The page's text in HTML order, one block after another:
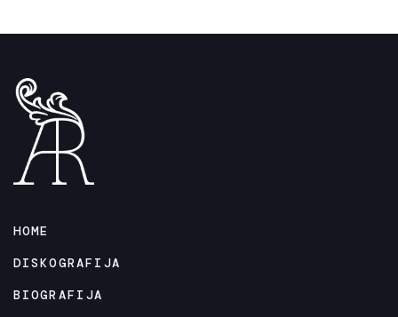
HOME
DISKOGRAFIJA
BIOGRAFIJA